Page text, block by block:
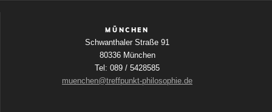
MÜNCHEN
Schwanthaler Straße 91
80336 München
Tel: 089 / 5428585
muenchen@treffpunkt-philosophie.de